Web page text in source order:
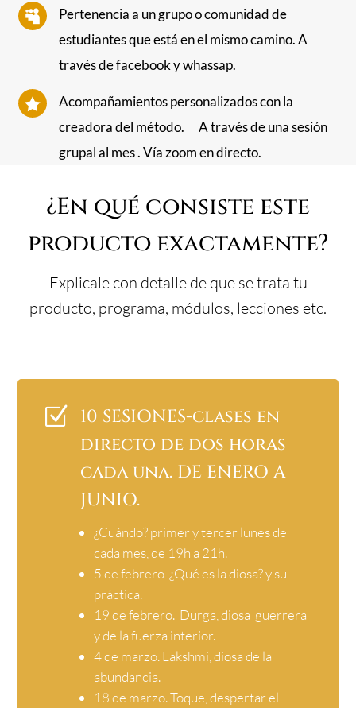

Pertenencia a un grupo o comunidad de
estudiantes que está en el mismo camino. A
través de facebook y whassap.

Acompañamientos personalizados con la
creadora del método. A través de una sesión
grupal al mes . Vía zoom en directo.
¿En qué consiste este
producto exactamente?
Explicale con detalle de que se trata tu
producto, programa, módulos, lecciones etc.
Z 10 SESIONES-clases en
directo de dos horas
cada una. DE ENERO A
JUNIO.
¿Cuándo? primer y tercer lunes de
cada mes, de 19h a 21h.
5 de febrero ¿Qué es la diosa? y su
práctica.
19 de febrero. Durga, diosa guerrera
y de la fuerza interior.
4 de marzo. Lakshmi, diosa de la
abundancia.
18 de marzo. Toque, despertar el